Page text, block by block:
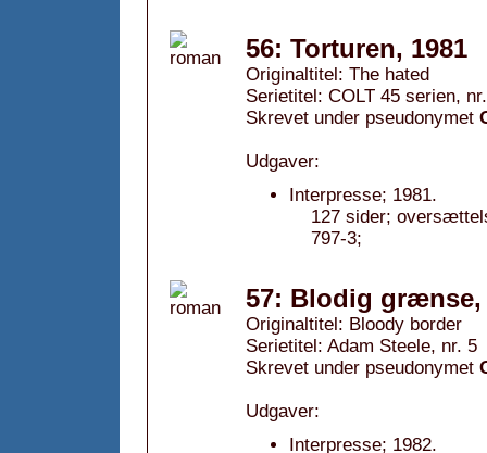
56: Torturen, 1981
Originaltitel: The hated
Serietitel: COLT 45 serien,
Skrevet under pseudonymet
Udgaver:
Interpresse; 1981.
127 sider;
797-3;
57: Blodig grænse,
Originaltitel: Bloody border
Serietitel: Adam Steele, nr. 5
Skrevet under pseudonymet
Udgaver:
Interpresse; 1982.